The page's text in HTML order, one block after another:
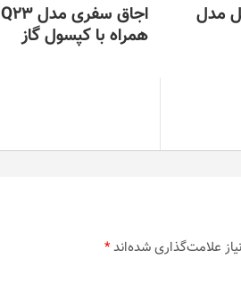
مدل
اجاق سفری مدل Q23
همراه با کپسول گاز
علامت‌گذاری شده‌اند*